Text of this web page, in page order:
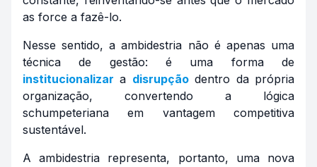
as force a fazê-lo.
Nesse sentido, a ambidestria não é apenas uma
técnica de gestão: é uma forma de
institucionalizar a disrupçãodentro da própria
organização, convertendo a lógica
schumpeteriana em vantagem competitiva
sustentável.
A ambidestria representa, portanto, uma nova